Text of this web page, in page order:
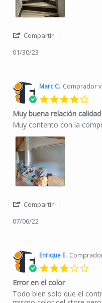
Compartir
01/30/23
Marc C. Comprador
Muy buena relación
Review by Marc C. on 6 Jul
review stating Muy buena
Muy contento con la
Compartir
07/06/22
Enrique E.
Error en el color
Review by Enrique E. on 28
review stating Error en el
Todo bien solo que el